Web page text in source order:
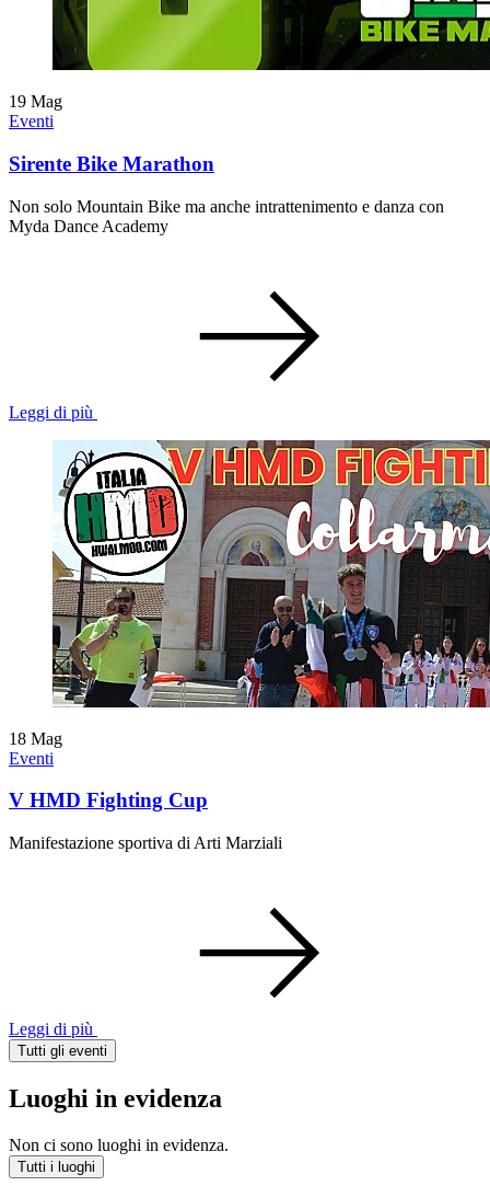
19 Mag
Eventi
Sirente Bike Marathon
Non solo Mountain Bike ma anche intrattenimento e danza con
Myda Dance Academy
Leggi di più
18 Mag
Eventi
V HMD Fighting Cup
Manifestazione sportiva di Arti Marziali
Leggi di più
Tutti gli eventi
Luoghi in evidenza
Non ci sono luoghi in evidenza.
Tutti i luoghi